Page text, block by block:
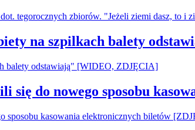
na szpilkach balety
się do nowego sposobu